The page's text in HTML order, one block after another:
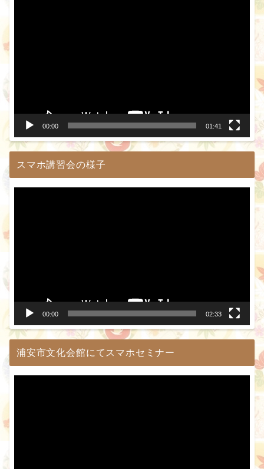
00:00 01:41
スマホ講習会の様子
00:00 02:33
浦安市文化会館にてスマホセミナー